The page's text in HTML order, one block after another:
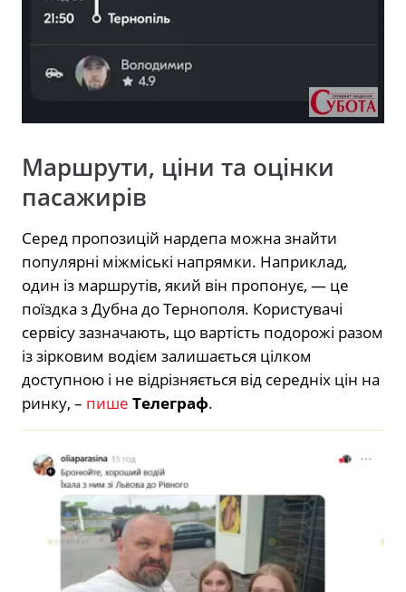
Маршрути, ціни та оцінки
пасажирів
Серед пропозицій нардепа можна знайти
популярні міжміські напрямки. Наприклад,
один із маршрутів, який він пропонує, — це
поїздка з Дубна до Тернополя. Користувачі
сервісу зазначають, що вартість подорожі разом
із зірковим водієм залишається цілком
доступною і не відрізняється від середніх цін на
ринку, – пише Телеграф.